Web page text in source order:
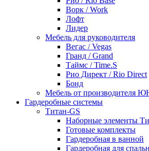
Ворк / Work
Лофт
Лидер
Мебель для руководителя
Вегас / Vegas
Гранд / Grand
Таймс / Time.S
Рио Директ / Rio Direct
Бонд
Мебель от производителя
Гардеробные системы
Титан-GS
Наборные элементы
Готовые комплекты
Гардеробная в ванной
Гардеробная для